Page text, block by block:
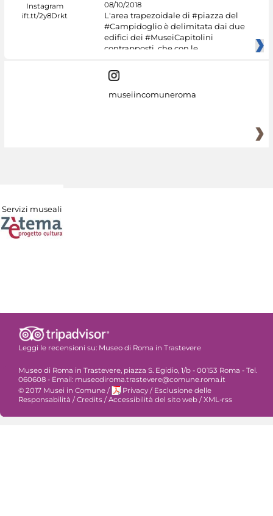
08/10/2018
L'area trapezoidale di #piazza del
#Campidoglio è delimitata dai due
edifici dei #MuseiCapitolini
contrapposti, che con le
museiincomuneroma
Servizi museali
Leggi le recensioni su: Museo di Roma in Trastevere
Museo di Roma in Trastevere, piazza S. Egidio, 1/b - 00153 Roma - Tel.
060608 - Email: museodiroma.trastevere@comune.roma.it
© 2017 Musei in Comune / Privacy / Esclusione delle
Responsabilità /Credits /Accessibilità del sito web /XML-rss